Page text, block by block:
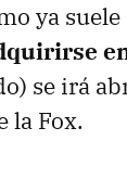
ya
se irá
la Fox.